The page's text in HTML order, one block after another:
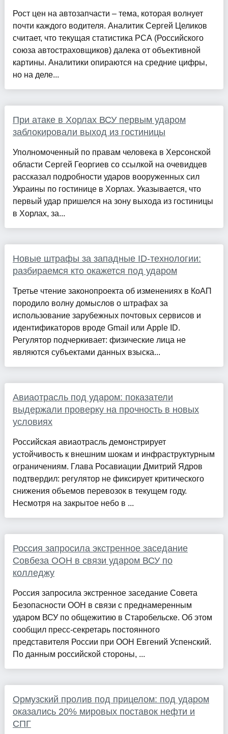
Рост цен на автозапчасти – тема, которая волнует
почти каждого водителя. Аналитик Сергей Целиков
считает, что текущая статистика РСА (Российского
союза автостраховщиков) далека от объективной
картины. Аналитики опираются на средние цифры,
но на деле...
При атаке в Хорлах ВСУ первым ударом
заблокировали выход из гостиницы
Уполномоченный по правам человека в Херсонской
области Сергей Георгиев со ссылкой на очевидцев
рассказал подробности ударов вооруженных сил
Украины по гостинице в Хорлах. Указывается, что
первый удар пришелся на зону выхода из гостиницы
в Хорлах, за...
Новые штрафы за западные ID‑технологии:
разбираемся кто окажется под ударом
Третье чтение законопроекта об изменениях в КоАП
породило волну домыслов о штрафах за
использование зарубежных почтовых сервисов и
идентификаторов вроде Gmail или Apple ID.
Регулятор подчеркивает: физические лица не
являются субъектами данных взыска...
Авиаотрасль под ударом: показатели
выдержали проверку на прочность в новых
условиях
Российская авиаотрасль демонстрирует
устойчивость к внешним шокам и инфраструктурным
ограничениям. Глава Росавиации Дмитрий Ядров
подтвердил: регулятор не фиксирует критического
снижения объемов перевозок в текущем году.
Несмотря на закрытое небо в ...
Россия запросила экстренное заседание
Совбеза ООН в связи ударом ВСУ по
колледжу
Россия запросила экстренное заседание Совета
Безопасности ООН в связи с преднамеренным
ударом ВСУ по общежитию в Старобельске. Об этом
сообщил пресс-секретарь постоянного
представителя России при ООН Евгений Успенский.
По данным российской стороны, ...
Ормузский пролив под прицелом: под ударом
оказались 20% мировых поставок нефти и
СПГ